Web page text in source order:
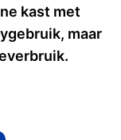
kast met
maar